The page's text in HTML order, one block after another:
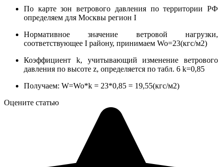
По карте зон ветрового давления по территории РФ
определяем для Москвы регион I
Нормативное значение ветровой нагрузки,
соответствующее I району, принимаем Wo=23(кгс/м2)
Коэффициент k, учитывающий изменение ветрового
давления по высоте z, определяется по табл. 6 k=0,85
Получаем: W=Wo*k = 23*0,85 = 19,55(кгс/м2)
Оцените статью